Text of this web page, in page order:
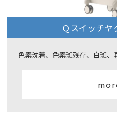
Ｑスイッチヤ
色素沈着、色素斑残存、白斑、